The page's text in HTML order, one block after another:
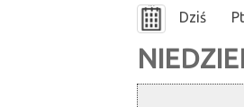
Dziś Pt